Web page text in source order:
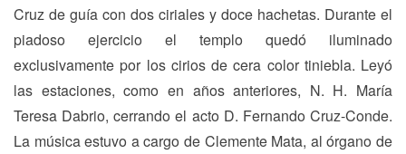
Cruz de guía con dos ciriales y doce hachetas. Durante el
piadoso ejercicio el templo quedó iluminado
exclusivamente por los cirios de cera color tiniebla. Leyó
las estaciones, como en años anteriores, N. H. María
Teresa Dabrio, cerrando el acto D. Fernando Cruz-Conde.
La música estuvo a cargo de Clemente Mata, al órgano de